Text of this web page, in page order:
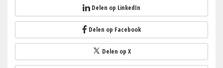
Delen op LinkedIn
Delen op Facebook
Delen op X